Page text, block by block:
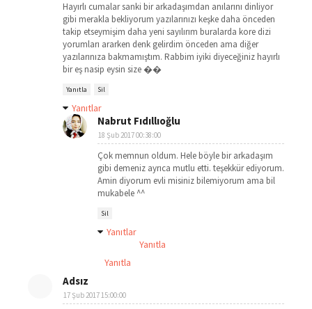
Hayırlı cumalar sanki bir arkadaşımdan anılarını dinliyor
gibi merakla bekliyorum yazılarınızı keşke daha önceden
takip etseymişim daha yeni sayılırım buralarda kore dizi
yorumları ararken denk gelirdim önceden ama diğer
yazılarınıza bakmamıştım. Rabbim iyiki diyeceğiniz hayırlı
bir eş nasip eysin size ��
Yanıtla Sil
Yanıtlar
Nabrut Fıdıllıoğlu
18 Şub 2017 00:38:00
Çok memnun oldum. Hele böyle bir arkadaşım
gibi demeniz ayrıca mutlu etti. teşekkür ediyorum.
Amin diyorum evli misiniz bilemiyorum ama bil
mukabele ^^
Sil
Yanıtlar
Yanıtla
Yanıtla
Adsız
17 Şub 2017 15:00:00